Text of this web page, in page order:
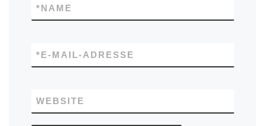
NAME
*
E-MAIL-ADRESSE
*
WEBSITE